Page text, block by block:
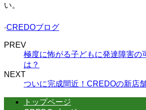
い。
-CREDOブログ
PREV
極度に怖がる子どもに発達障害の
は？
NEXT
ついに完成間近！CREDOの新店
トップページ